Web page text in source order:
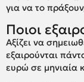
για να το
Ποιοι
Αξίζει να
εξαιρούνται
ευρώ σε μηνιαία